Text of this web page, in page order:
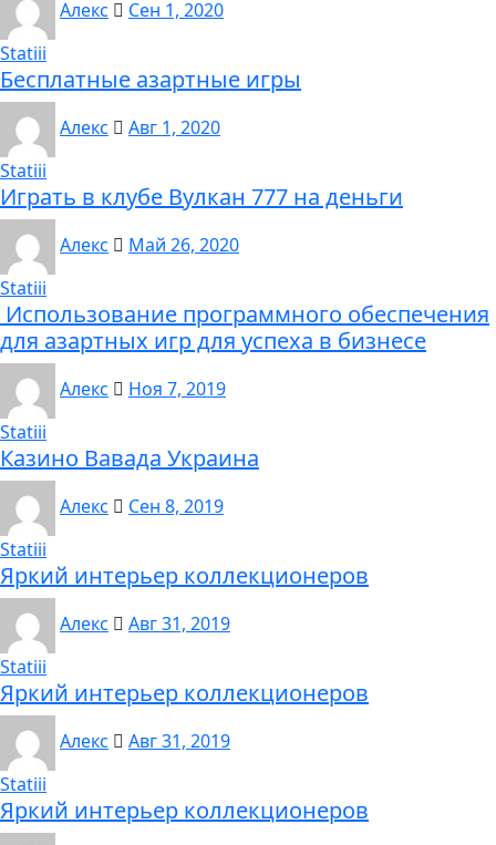
Алекс
Сен 1, 2020
Statiii
Бесплатные азартные игры
Алекс
Авг 1, 2020
Statiii
Играть в клубе Вулкан 777 на деньги
Алекс
Май 26, 2020
Statiii
Использование программного обеспечения
для азартных игр для успеха в бизнесе
Алекс
Ноя 7, 2019
Statiii
Казино Вавада Украина
Алекс
Сен 8, 2019
Statiii
Яркий интерьер коллекционеров
Алекс
Авг 31, 2019
Statiii
Яркий интерьер коллекционеров
Алекс
Авг 31, 2019
Statiii
Яркий интерьер коллекционеров